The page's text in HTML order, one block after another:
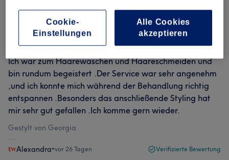
dich in jedem Salon erwartet.
Ich war zum Haarewaschen und Haareschmeiden und
bin rundum begeistert .Der Service war sehr angenehm
,und ich konnte mich während der Behandlung richtig
entspannen .Besonders das anschließende Styling hat
mir sehr gut gefallen .Ich komme gern wieder.
Gestylt von Georgia
Alexandra•vor 26 Tagen Verifizierte Bewertung
Cookie-
Einstellungen
Alle Cookies
akzeptieren